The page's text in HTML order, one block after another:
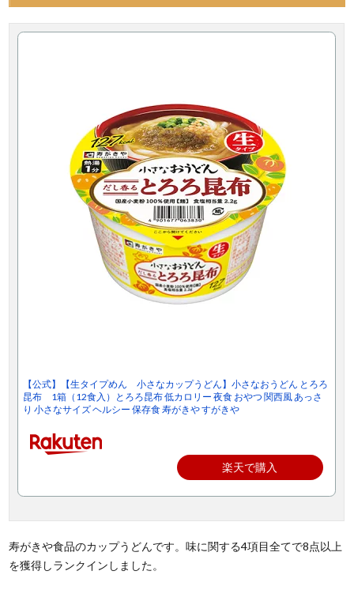
【公式】【生タイプめん 小さなカップうどん】小さなおうどん とろろ
昆布 1箱（12食入）とろろ昆布 低カロリー 夜食 おやつ 関西風 あっさ
り 小さなサイズ ヘルシー 保存食 寿がきや すがきや
楽天で購入
寿がきや食品のカップうどんです。味に関する4項目全てで8点以上
を獲得しランクインしました。